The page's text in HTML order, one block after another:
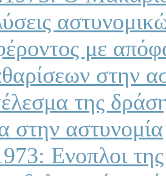
με
στην
της
στην αστυνομία
Ενοπλοι